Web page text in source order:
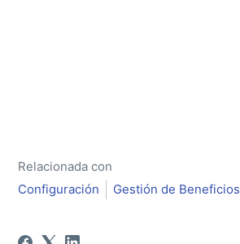
Relacionada con
Configuración
Gestión de Beneficios